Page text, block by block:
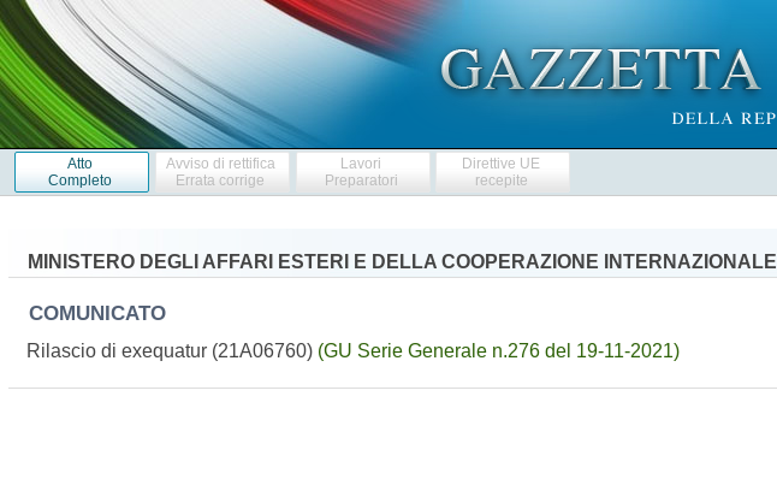
Atto
Completo
Avviso di rettifica
Errata corrige
Lavori
Preparatori
Direttive UE
recepite
MINISTERO DEGLI AFFARI ESTERI E DELLA COOPERAZIONE INTERNAZIONALE
COMUNICATO
Rilascio di exequatur (21A06760) (GU Serie Generale n.276 del 19-11-2021)